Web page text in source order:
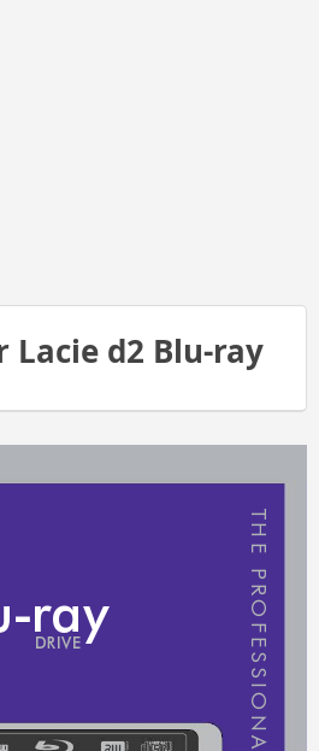
Lacie d2 Blu-ray
T
H
E
P
R
O
F
E
S
S
I
O
N
A
-ray
D R V E